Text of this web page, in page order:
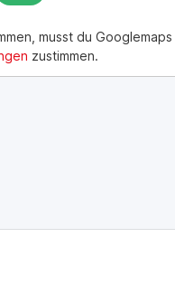
musst duGooglemaps
zustimmen.